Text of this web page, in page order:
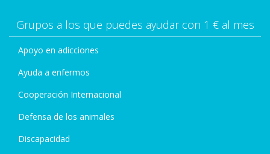
Grupos a los que puedes ayudar con 1 € al mes
Apoyo en adicciones
Ayuda a enfermos
Cooperación Internacional
Defensa de los animales
Discapacidad